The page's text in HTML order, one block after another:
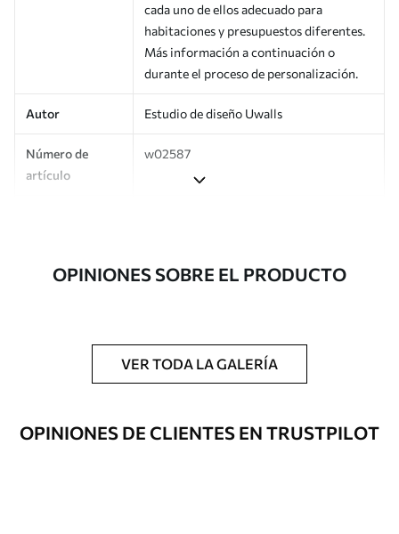
cada uno de ellos adecuado para
habitaciones y presupuestos diferentes.
Más información a continuación o
durante el proceso de personalización.
Autor Estudio de diseño Uwalls
Número de
artículo
w02587
Adicionalmente
Disponible con recubrimiento de barniz
esponja suave. Los murales de pared con
recubrimiento de barniz pueden
Método de
Hasta 360 cm de altura: aplicación sin
OPINIONES SOBRE EL PRODUCTO
VER TODA LA GALERÍA
OPINIONES DE CLIENTES EN TRUSTPILOT